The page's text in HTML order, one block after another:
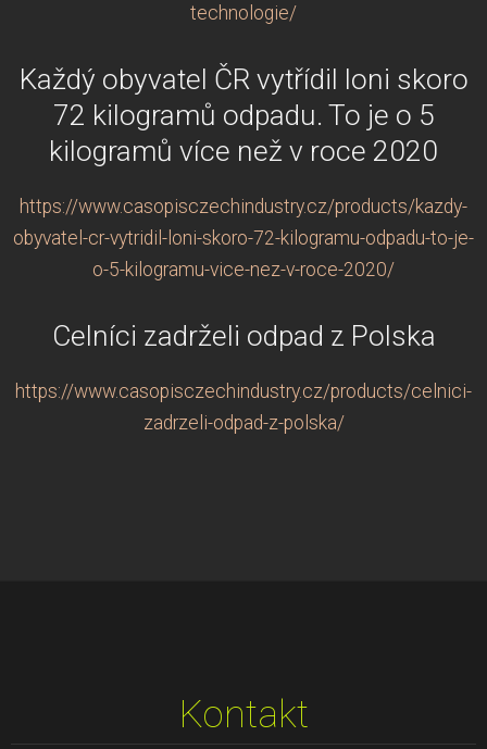
technologie/
Každý obyvatel ČR vytřídil loni skoro
72 kilogramů odpadu. To je o 5
kilogramů více než v roce 2020
https://www.casopisczechindustry.cz/products/kazdy-
obyvatel-cr-vytridil-loni-skoro-72-kilogramu-odpadu-to-je-
o-5-kilogramu-vice-nez-v-roce-2020/
Celníci zadrželi odpad z Polska
https://www.casopisczechindustry.cz/products/celnici-
zadrzeli-odpad-z-polska/
Kontakt